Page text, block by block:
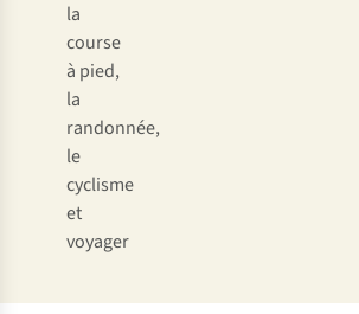
la
course
à pied,
la
randonnée,
le
cyclisme
et
voyager